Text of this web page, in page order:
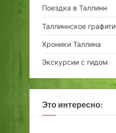
Поездка в Таллинн
Таллиннское графити
Хроники Таллина
Экскурсии с гидом
Это интересно: